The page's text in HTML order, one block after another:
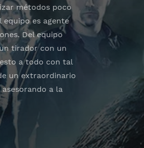
métodos poco
equipo es agente
Del equipo
tirador con un
a todo con tal
un extraordinario
a la